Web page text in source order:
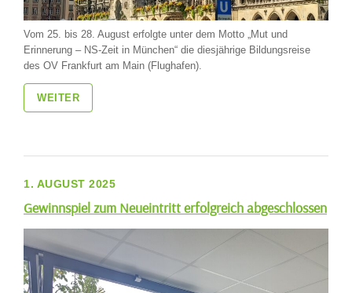
Vom 25. bis 28. August erfolgte unter dem Motto „Mut und
Erinnerung – NS-Zeit in München“ die diesjährige Bildungsreise
des OV Frankfurt am Main (Flughafen).
WEITER
1. AUGUST 2025
Gewinnspiel zum Neueintritt erfolgreich abgeschlossen